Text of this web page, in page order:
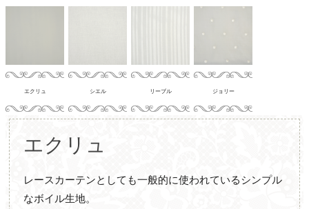
エクリュ シエル リーブル ジョリー
エクリュ
レースカーテンとしても一般的に使われているシンプル
なボイル生地。